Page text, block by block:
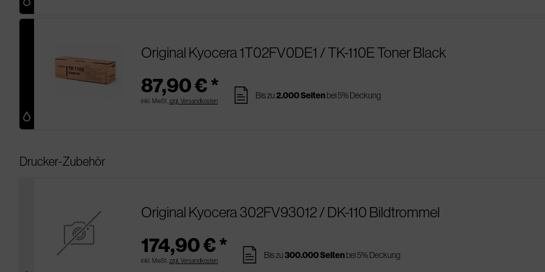
Original Kyocera 1T02FV0DE1 / TK-110E Toner Black
87,90 € *
inkl. MwSt. zzgl. Versandkosten pages Bis zu2.000 Seitenbei 5% Deckung
Drucker-Zubehör
Original Kyocera 302FV93012 / DK-110 Bildtrommel
174,90 € *
inkl. MwSt. zzgl. Versandkosten pages Bis zu300.000 Seitenbei 5% Deckung